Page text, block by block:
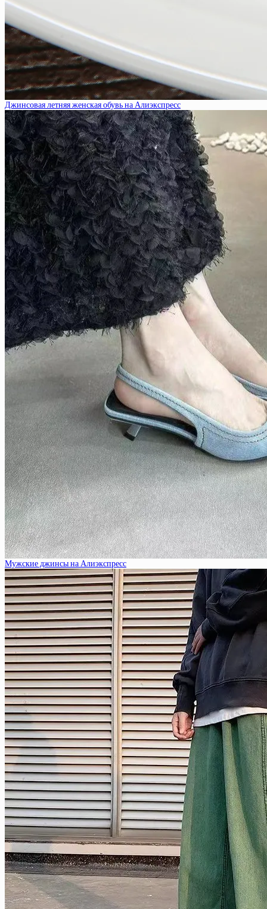
Джинсовая летняя женская обувь на Алиэкспресс
Мужские джинсы на Алиэкспресс